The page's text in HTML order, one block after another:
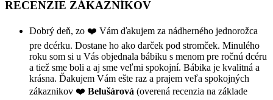
RECENZIE ZÁKAZNÍKOV
Dobrý deň, zo ❤️ Vám ďakujem za nádherného jednorožca
pre dcérku. Dostane ho ako darček pod stromček. Minulého
roku som si u Vás objednala bábiku s menom pre ročnú dcéru
a tiež sme boli a aj sme veľmi spokojní. Bábika je kvalitná a
krásna. Ďakujem Vám ešte raz a prajem veľa spokojných
zákaznikov ❤️ Belušárová (overená recenzia na základe